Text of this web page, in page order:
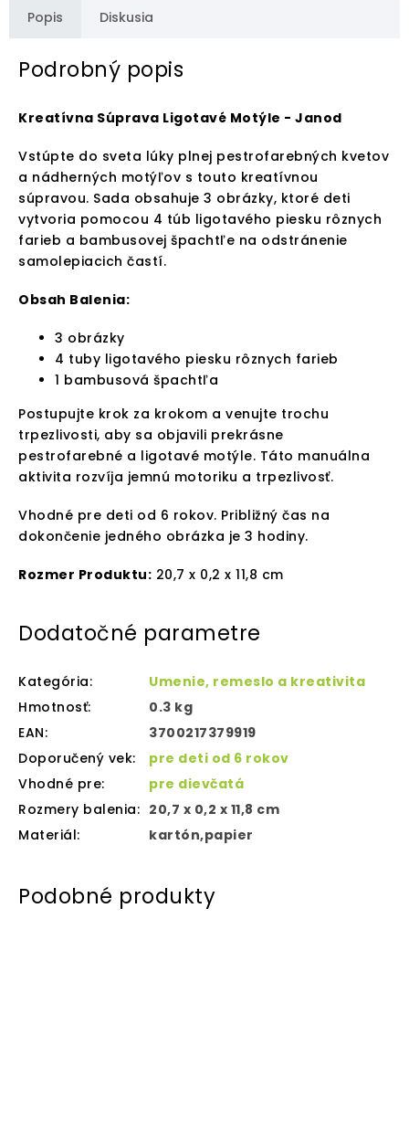
Popis Diskusia
Podrobný popis
Kreatívna Súprava Ligotavé Motýle - Janod
Vstúpte do sveta lúky plnej pestrofarebných kvetov
a nádherných motýľov s touto kreatívnou
súpravou. Sada obsahuje 3 obrázky, ktoré deti
vytvoria pomocou 4 túb ligotavého piesku rôznych
farieb a bambusovej špachtľe na odstránenie
samolepiacich častí.
Obsah Balenia:
3 obrázky
4 tuby ligotavého piesku rôznych farieb
1 bambusová špachtľa
Postupujte krok za krokom a venujte trochu
trpezlivosti, aby sa objavili prekrásne
pestrofarebné a ligotavé motýle. Táto manuálna
aktivita rozvíja jemnú motoriku a trpezlivosť.
Vhodné pre deti od 6 rokov. Približný čas na
dokončenie jedného obrázka je 3 hodiny.
Rozmer Produktu: 20,7 x 0,2 x 11,8 cm
Dodatočné parametre
Kategória:
Umenie, remeslo a kreativita
Hmotnosť:
0.3 kg
EAN:
3700217379919
Doporučený vek:
pre deti od 6 rokov
Vhodné pre:
pre dievčatá
Rozmery balenia: 20,7 x 0,2 x 11,8 cm
Materiál: kartón,papier